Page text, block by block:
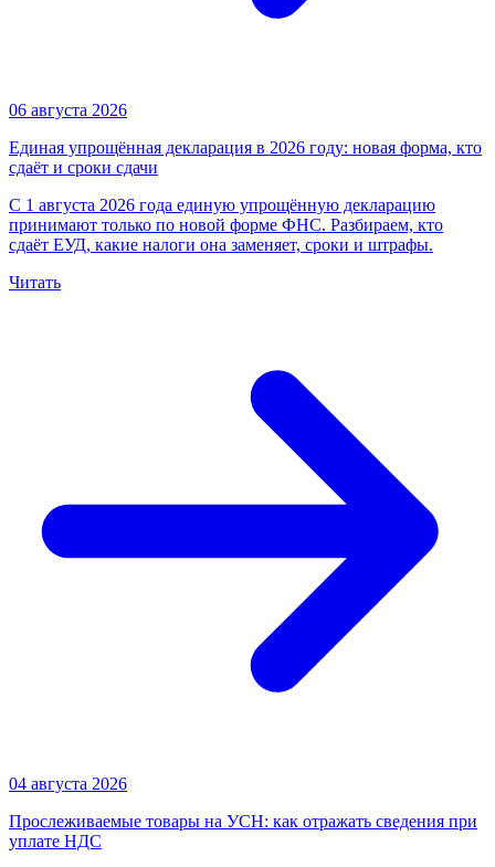
06 августа 2026
Единая упрощённая декларация в 2026 году: новая форма, кто
сдаёт и сроки сдачи
С 1 августа 2026 года единую упрощённую декларацию
принимают только по новой форме ФНС. Разбираем, кто
сдаёт ЕУД, какие налоги она заменяет, сроки и штрафы.
Читать
04 августа 2026
Прослеживаемые товары на УСН: как отражать сведения при
уплате НДС